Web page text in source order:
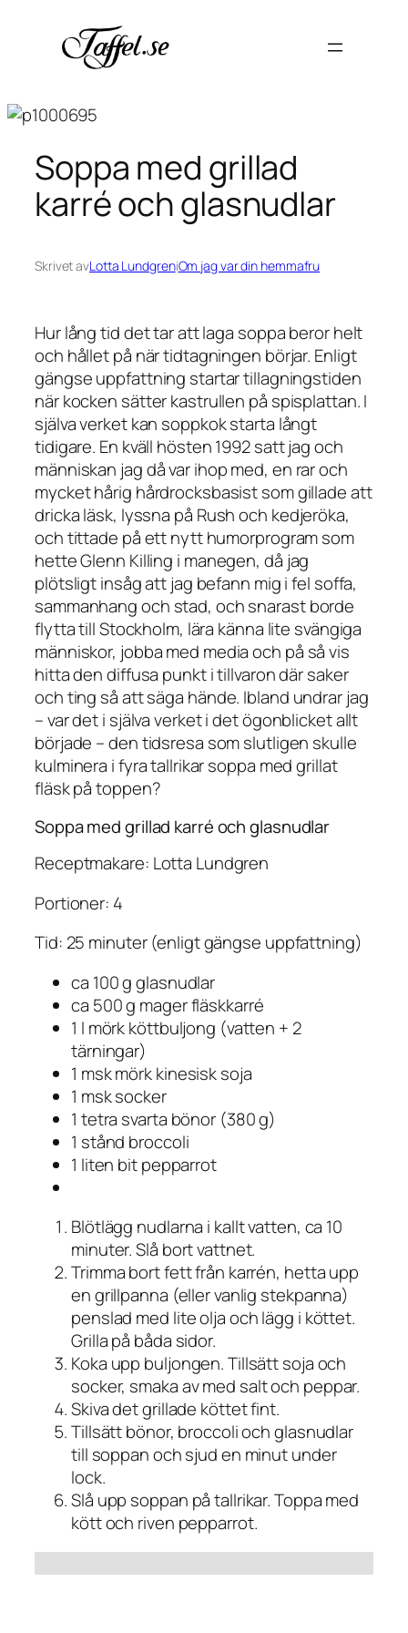
innehåll
Soppa med grillad
karré och glasnudlar
Skrivet avLotta LundgreniOm jag var din hemmafru
Hur lång tid det tar att laga soppa beror helt
och hållet på när tidtagningen börjar. Enligt
gängse uppfattning startar tillagningstiden
när kocken sätter kastrullen på spisplattan. I
själva verket kan soppkok starta långt
tidigare. En kväll hösten 1992 satt jag och
människan jag då var ihop med, en rar och
mycket hårig hårdrocksbasist som gillade att
dricka läsk, lyssna på Rushoch kedjeröka,
och tittade på ett nytt humorprogram som
hetteGlenn Killing i manegen, då jag
plötsligt insåg att jag befann mig i fel soffa,
sammanhang och stad, och snarast borde
flytta till Stockholm, lära känna lite svängiga
människor, jobba med media och på så vis
hitta den diffusa punkt i tillvaron där saker
och ting så att säga hände. Ibland undrar jag
– var det i själva verket idetögonblicket allt
började – den tidsresa som slutligen skulle
kulminera i fyra tallrikar soppa med grillat
fläsk på toppen?
Soppa med grillad karré och glasnudlar
Receptmakare: Lotta Lundgren
Portioner: 4
Tid: 25 minuter (enligt gängse uppfattning)
ca 100 g glasnudlar
ca 500 g mager fläskkarré
1 l mörk köttbuljong (vatten + 2
tärningar)
1 msk mörk kinesisk soja
1 msk socker
1 tetra svarta bönor (380 g)
1 stånd broccoli
1 liten bit pepparrot
Blötlägg nudlarna i kallt vatten, ca 10
minuter. Slå bort vattnet.
Trimma bort fett från karrén, hetta upp
en grillpanna (eller vanlig stekpanna)
penslad med lite olja och lägg i köttet.
Grilla på båda sidor.
Koka upp buljongen. Tillsätt soja och
socker, smaka av med salt och peppar.
Skiva det grillade köttet fint.
Tillsätt bönor, broccoli och glasnudlar
till soppan och sjud en minut under
lock.
Slå upp soppan på tallrikar. Toppa med
kött och riven pepparrot.